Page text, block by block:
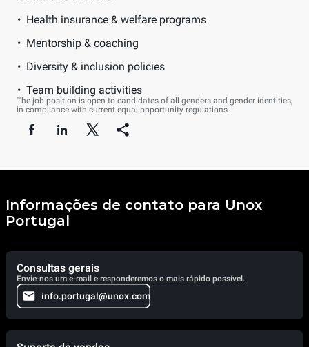
Health insurance & welfare programs
Mentorship & coaching
Diversity & inclusion policies
Team building activities
The job position is open to candidates of all genders and gender identities,
in compliance with current equal opportunity regulations.
Informações de contato para Unox
Portugal
Consultas gerais
Envie-nos um e-mail e responderemos o mais rápido possível.
info.portugal@unox.com